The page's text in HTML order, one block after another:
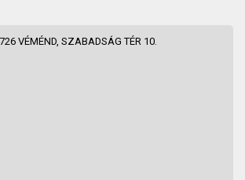
VÉMÉND, SZABADSÁG TÉR 10.